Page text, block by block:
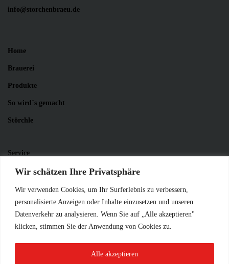
Wir schätzen Ihre Privatsphäre
Wir verwenden Cookies, um Ihr Surferlebnis zu verbessern,
personalisierte Anzeigen oder Inhalte einzusetzen und unseren
Datenverkehr zu analysieren. Wenn Sie auf „Alle akzeptieren"
klicken, stimmen Sie der Anwendung von Cookies zu.
Alle akzeptieren
info@storchenbraeu.de
Home
Brauerei
Produkte
So wird´s gemacht
Störchle
Service
News
Kontakt
Impressum
Datenschutzerklärung